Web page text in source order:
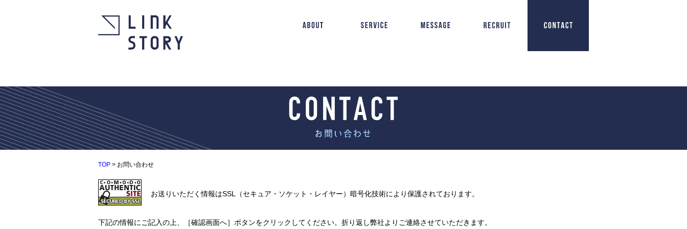
TOP > お問い合わせ
お送りいただく情報はSSL（セキュア・ソケット・レイヤー）暗号化技術により保護されております。
下記の情報にご記入の上、［確認画面へ］ボタンをクリックしてください。折り返し弊社よりご連絡させていただきます。